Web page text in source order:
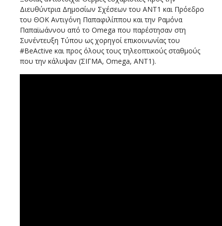
Διευθύντρια Δημοσίων Σχέσεων του ΑΝΤ1 και Πρόεδρο
του ΘΟΚ Αντιγόνη Παπαφιλίππου και την Ραμόνα
Παπαϊωάννου από το Omega που παρέστησαν στη
Συνέντευξη Τύπου ως χορηγοί επικοινωνίας του
#BeActive και προς όλους τους τηλεοπτικούς σταθμούς
που την κάλυψαν (ΣΙΓΜΑ, Omega, ΑΝΤ1).